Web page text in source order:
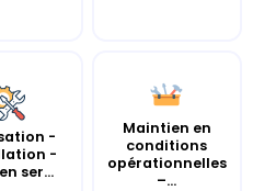
-
-
ser...
Maintien en
conditions
opérationnelles
–...